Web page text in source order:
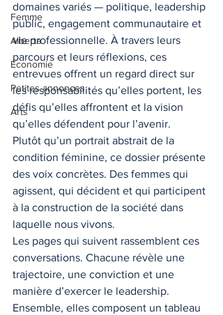
Femme
Alberta
Économie
Petites annonces
Arts
domaines variés — politique, leadership
public, engagement communautaire et
vie professionnelle. À travers leurs
parcours et leurs réflexions, ces
entrevues offrent un regard direct sur
les responsabilités qu’elles portent, les
défis qu’elles affrontent et la vision
qu’elles défendent pour l’avenir.
Plutôt qu’un portrait abstrait de la
condition féminine, ce dossier présente
des voix concrètes. Des femmes qui
agissent, qui décident et qui participent
à la construction de la société dans
laquelle nous vivons.
Les pages qui suivent rassemblent ces
conversations. Chacune révèle une
trajectoire, une conviction et une
manière d’exercer le leadership.
Ensemble, elles composent un tableau